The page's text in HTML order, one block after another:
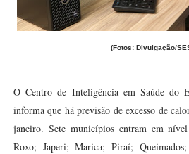
(Fotos: Divulgação/
O Centro de Inteligência em Saúde do
informa que há previsão de excesso de
janeiro. Sete municípios entram em
Roxo; Japeri; Marica; Piraí;